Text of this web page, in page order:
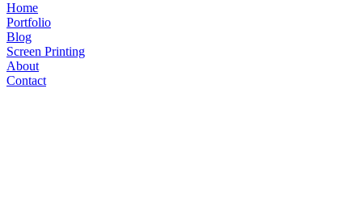
Home
Portfolio
Blog
Screen Printing
About
Contact